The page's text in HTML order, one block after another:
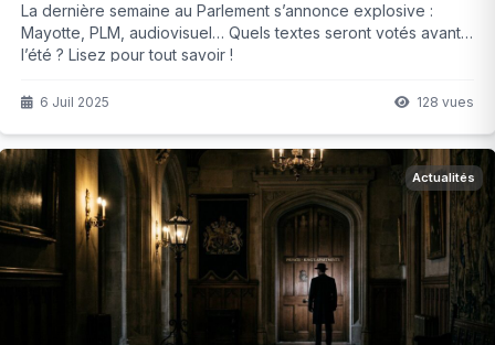
La dernière semaine au Parlement s’annonce explosive :
Mayotte, PLM, audiovisuel… Quels textes seront votés avant
l’été ? Lisez pour tout savoir !
6 Juil 2025 128 vues
Actualités